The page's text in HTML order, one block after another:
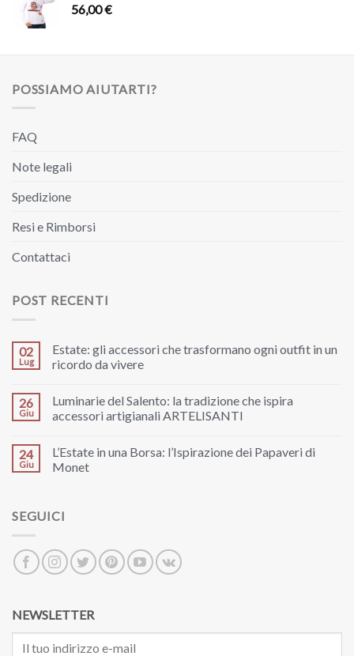
56,00€
POSSIAMO AIUTARTI?
FAQ
Note legali
Spedizione
Resi e Rimborsi
Contattaci
POST RECENTI
02
Lug
Estate: gli accessori che trasformano ogni outfit in un
ricordo da vivere
26
Giu
Luminarie del Salento: la tradizione che ispira
accessori artigianali ARTELISANTI
24
Giu
L’Estate in una Borsa: l’Ispirazione dei Papaveri di
Monet
SEGUICI
NEWSLETTER